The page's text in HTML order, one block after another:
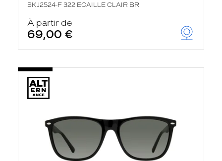
SKJ2524-F 322 ECAILLE CLAIR BR
À partir de
69,00 €